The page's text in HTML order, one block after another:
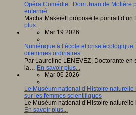
Opéra Comédie : Dom Juan de Molière
enfermé
Macha Makeïeff propose le portrait
plus...
Mar 19 2026
Numérique à l’école et crise écologique
dilemmes ordinaires
Par Laureline LENEVEZ, Doctorante
la… En savoir plus...
Mar 06 2026
Le Muséum national d’Histoire
sur les femmes scientifiques
Le Muséum national d’Histoire
En savoir plus...